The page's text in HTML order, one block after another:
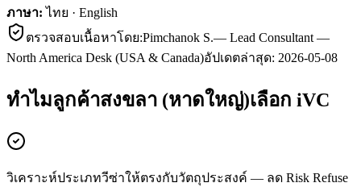
ภาษา: ไทย · English
ตรวจสอบเนื้อหาโดย:Pimchanok S.— Lead Consultant —
North America Desk (USA & Canada)อัปเดตล่าสุด: 2026-05-08
ทำไมลูกค้าสงขลา (หาดใหญ่)เลือก iVC
วิเคราะห์ประเภทวีซ่าให้ตรงกับวัตถุประสงค์ — ลด Risk Refuse